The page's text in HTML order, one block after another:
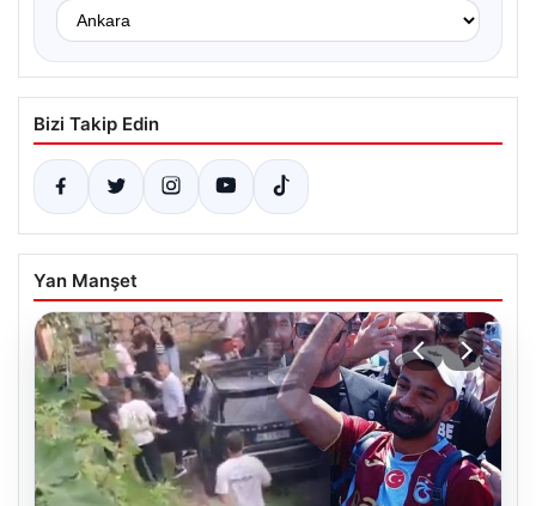
Bizi Takip Edin
Yan Manşet